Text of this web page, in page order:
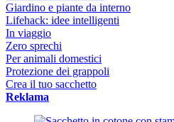
Giardino e piante da interno
Lifehack: idee intelligenti
In viaggio
Zero sprechi
Per animali domestici
Protezione dei grappoli
Crea il tuo sacchetto
Reklama